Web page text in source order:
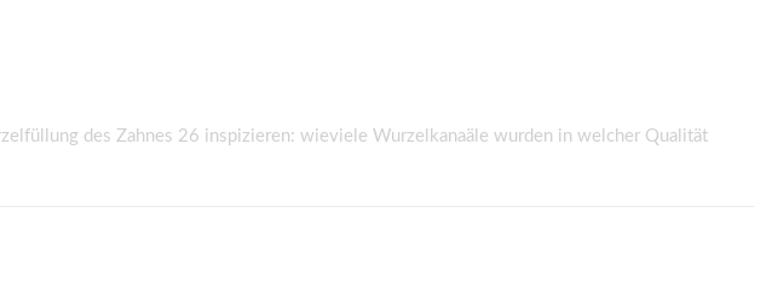
des Zahnes 26 inspizieren: wieviele Wurzelkanaäle wurden in welcher Qualität